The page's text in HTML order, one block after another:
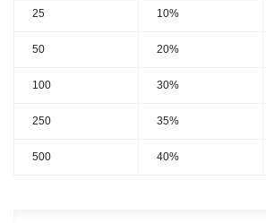
25 10%
50 20%
100 30%
250 35%
500 40%